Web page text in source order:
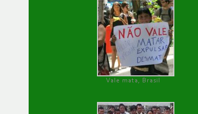
Vale mata, Brasil